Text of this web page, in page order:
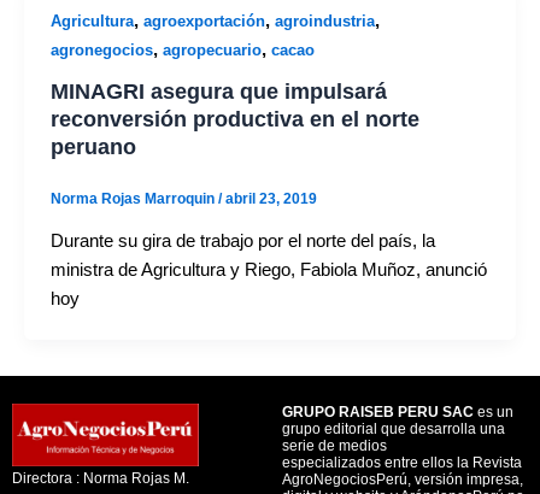
Agricultura, agroexportación, agroindustria,
agronegocios, agropecuario, cacao
MINAGRI asegura que impulsará
reconversión productiva en el norte
peruano
Norma Rojas Marroquin /abril 23, 2019
Durante su gira de trabajo por el norte del país, la
ministra de Agricultura y Riego, Fabiola Muñoz, anunció
hoy
Directora : Norma Rojas M.
GRUPO RAISEB PERU SAC es un
grupo editorial que desarrolla una
serie de medios
especializados entre ellos la Revista
AgroNegociosPerú, versión impresa,